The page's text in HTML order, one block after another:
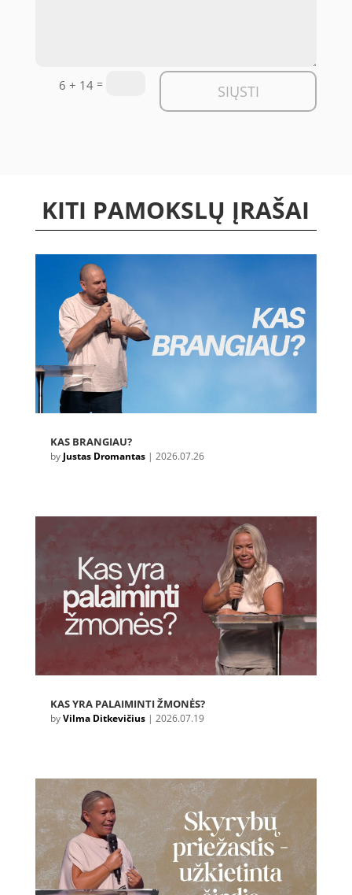
6 + 14 = SIŲSTI
KITI PAMOKSLŲ ĮRAŠAI
KAS BRANGIAU?
by Justas Dromantas| 2026.07.26
KAS YRA PALAIMINTI ŽMONĖS?
byVilma Ditkevičius| 2026.07.19